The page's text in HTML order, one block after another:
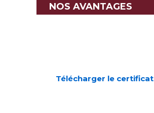
NOS AVANTAGES
Télécharger le certificat